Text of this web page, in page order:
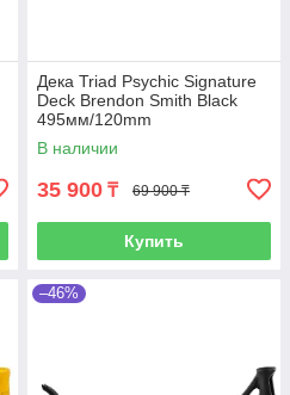
Дека Triad Psychic Signature
Deck Brendon Smith Black
495мм/120mm
В наличии
35 900 ₸ 69 900 ₸
Купить
–46%